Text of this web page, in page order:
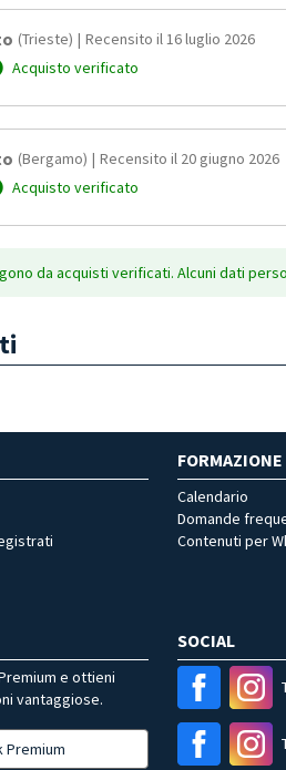
(Trieste) | Recensito il 16 luglio 2026
Acquisto verificato
(Bergamo) | Recensito il 20 giugno 2026
Acquisto verificato
da acquisti verificati. Alcuni dati
FORMAZIONE
Calendario
Domande
Contenuti per
e ottieni
vantaggiose.
Premium
SOCIAL